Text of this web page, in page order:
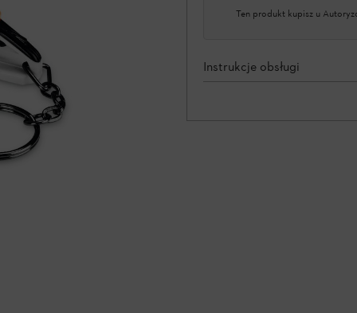
Ten produkt kupisz u
Instrukcje obsługi